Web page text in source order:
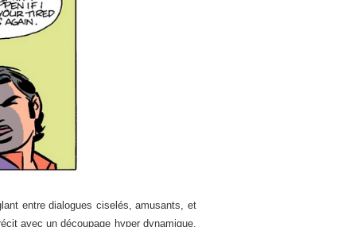
entre dialogues ciselés, amusants, et
avec un découpage hyper dynamique,